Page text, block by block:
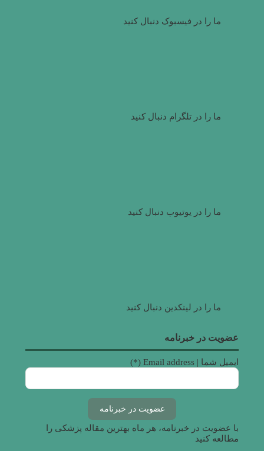
ما را در فیسبوک دنبال کنید
ما را در تلگرام دنبال کنید
ما را در یوتیوب دنبال کنید
ما را در لینکدین دنبال کنید
عضویت در خبرنامه
ایمیل شما | Email address (*)
با عضویت در خبرنامه، هر ماه بهترین مقاله پزشکی را
مطالعه کنید